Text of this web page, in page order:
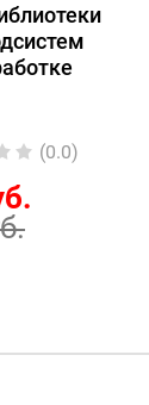
(0.0)